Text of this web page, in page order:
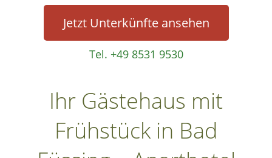
Jetzt Unterkünfte ansehen
Tel. +49 8531 9530
Ihr Gästehaus mit
Frühstück in Bad